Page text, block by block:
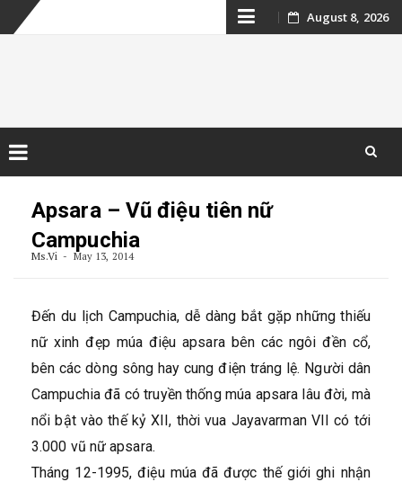
Skip August 8, 2026
lịch Campuchia
Apsara – Vũ điệu tiên nữ
Campuchia
Ms.Vi May 13, 2014
Đến du lịch Campuchia, dễ dàng bắt gặp những thiếu
nữ xinh đẹp múa điệu apsara bên các ngôi đền cổ,
bên các dòng sông hay cung điện tráng lệ. Người dân
Campuchia đã có truyền thống múa apsara lâu đời, mà
nổi bật vào thế kỷ XII, thời vua Jayavarman VII có tới
3.000 vũ nữ apsara.
Tháng 12-1995, điệu múa đã được thế giới ghi nhận